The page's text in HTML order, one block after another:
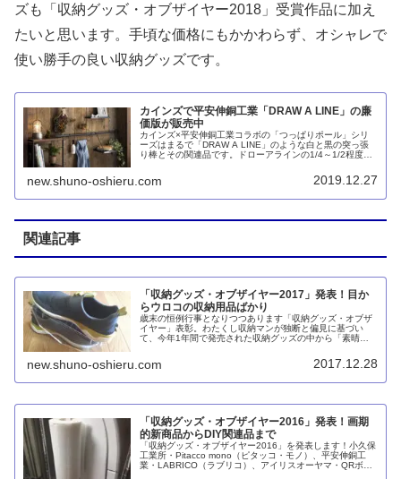
ズも「収納グッズ・オブザイヤー2018」受賞作品に加え
たいと思います。手頃な価格にもかかわらず、オシャレで
使い勝手の良い収納グッズです。
カインズで平安伸銅工業「DRAW A LINE」の廉
価版が販売中
カインズ×平安伸銅工業コラボの「つっぱりポール」シリ
ーズはまるで「DRAW A LINE」のような白と黒の突っ張
り棒とその関連品です。ドローアラインの1/4～1/2程度と
new.shuno-oshieru.com 2019.12.27
関連記事
「収納グッズ・オブザイヤー2017」発表！目か
らウロコの収納用品ばかり
歳末の恒例行事となりつつあります「収納グッズ・オブザ
イヤー」表彰。わたくし収納マンが独断と偏見に基づい
て、今年1年間で発売された収納グッズの中から「素晴ら
new.shuno-oshieru.com 2017.12.28
「収納グッズ・オブザイヤー2016」発表！画期
的新商品からDIY関連品まで
「収納グッズ・オブザイヤー2016」を発表します！小久保
工業所・Pitacco mono（ピタッコ・モノ）、平安伸銅工
業・LABRICO（ラブリコ）、アイリスオーヤマ・QRボッ